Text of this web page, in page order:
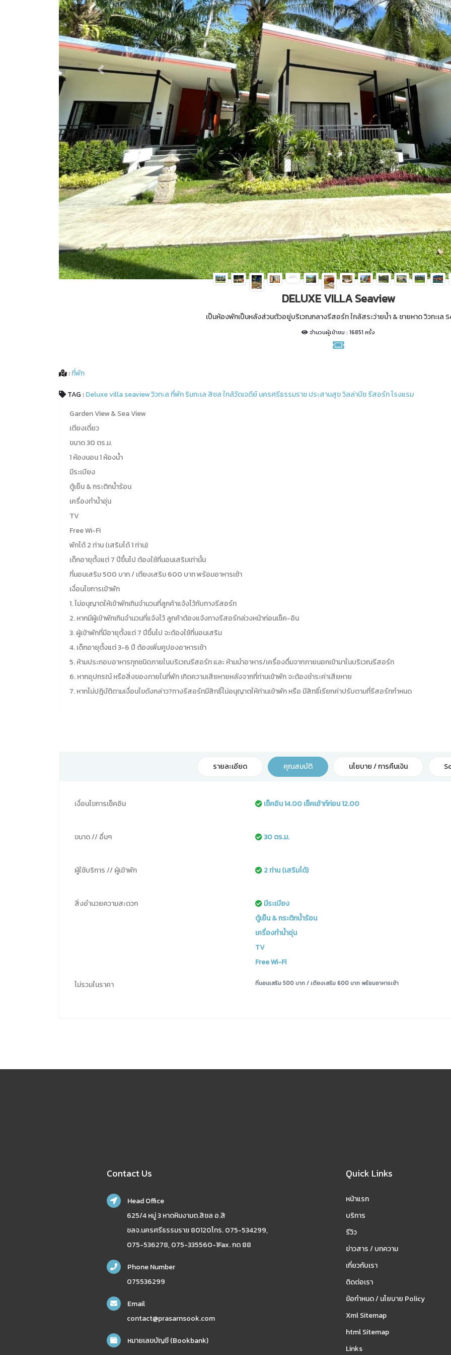
Previous
DELUXE VILLA Seaview
เป็นห้องพักเป็นหลังส่วนตัวอยู่บริเวณกลางรีสอร์ท ใกล้สระว่ายน้ำ & ชายหาด วิวทะเล
จำนวนผู้เข้าชม : 16851 ครั้ง
:ที่พัก
TAG :Deluxevillaseaviewวิวทะล ที่พักริมทะเล สิชลใกล้วัดเจดีย์นครศรีธรรมราชประสานสุขวิลล่าบีชรีสอร์ทโรงแรม
Garden View & Sea View
เตียงเดี่ยว
ขนาด 30 ตร.ม.
1 ห้องนอน 1 ห้องน้ำ
มีระเบียง
ตู้เย็น & กระติกน้ำร้อน
เครื่องทำน้ำอุ่น
TV
Free Wi-Fi
พักได้ 2 ท่าน (เสริมได้ 1 ท่าน)
เด็กอายุตั้งแต่ 7 ปีขึ้นไป ต้องใช้ที่นอนเสริมเท่านั้น
ที่นอนเสริม 500 บาท / เตียงเสริม 600 บาท พร้อมอาหารเช้า
เงื่อนไขการเข้าพัก
1. ไม่อนุญาตให้เข้าพักเกินจำนวนที่ลูกค้าแจ้งไว้กับทางรีสอร์ท
2. หากมีผู้เข้าพักเกินจำนวนที่แจ้งไว้ ลูกค้าต้องแจ้งทางรีสอร์ทล่วงหน้าก่อนเช็ค-อิน
3. ผู้เข้าพักที่มีอายุตั้งแต่ 7 ปีขึ้นไป จะต้องใช้ที่นอนเสริม
4. เด็กอายุตั้งแต่ 3-6 ปี ต้องเพิ่มคูปองอาหารเช้า
5. ห้ามประกอบอาหารทุกชนิดภายในบริเวณรีสอร์ท และ ห้ามนำอาหาร/เครื่องดื่มจากภายนอกเข้ามาในบริเวณรีสอร์ท
6. หากอุปกรณ์ หรือสิ่งของภายในที่พัก เกิดความเสียหายหลังจากที่ท่านเข้าพัก จะต้องชำระค่าเสียหาย
7. หากไม่ปฎิบัติตามเงื่อนไขดังกล่าว?ทางรีสอร์ทมีสิทธิ์ไม่อนุญาตให้ท่านเข้าพัก หรือ มีสิทธิ์เรียกค่าปรับตามที่รีสอร์ทกำหนด
รายละเอียด คุณสมบัติ นโยบาย / การคืนเงิน
เงื่อนไขการเช็คอิน เช็คอิน 14.00 เช็คเอ้าท์ก่อน 12.00
ขนาด // อื่นๆ 30 ตร.ม.
ผู้ใช้บริการ // ผู้เข้าพัก 2 ท่าน (เสริมได้)
สิ่งอำนวยความสะดวก
มีระเบียง
ตู้เย็น & กระติกน้ำร้อน
เครื่องทำน้ำอุ่น
TV
Free Wi-Fi
ไม่รวมในราคา ที่นอนเสริม 500 บาท / เตียงเสริม 600 บาท พร้อมอาหารเช้า
Contact Us
Head Office
625/4 หมู่ 3 หาดหินงามต.สิชล อ.สิ
ชลจ.นครศรีธรรมราช 80120โทร. 075-534299,
075-536278, 075-335560-1Fax. กด 88
Phone Number
075536299
Email
contact@prasarnsook.com
หมายเลขบัญชี (Bookbank)
Quick Links
หน้าแรก
บริการ
รีวิว
ข่าวสาร / บทความ
เกี่ยวกับเรา
ติดต่อเรา
ข้อกำหนด / นโยบาย Policy
Xml Sitemap
html Sitemap
Links